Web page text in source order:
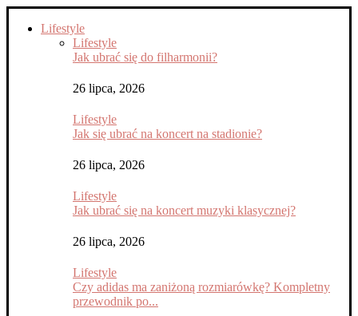
Lifestyle
Lifestyle
Jak ubrać się do filharmonii?
26 lipca, 2026
Lifestyle
Jak się ubrać na koncert na stadionie?
26 lipca, 2026
Lifestyle
Jak ubrać się na koncert muzyki klasycznej?
26 lipca, 2026
Lifestyle
Czy adidas ma zaniżoną rozmiarówkę? Kompletny
przewodnik po...